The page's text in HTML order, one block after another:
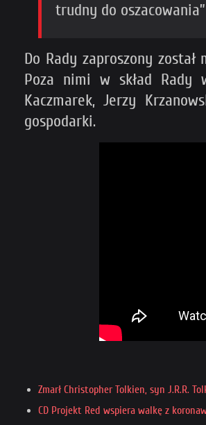
trudny do oszacowania”
Do Rady zaproszony
Poza nimi w skład Rady
Kaczmarek, Jerzy
gospodarki.
Zmarł Christopher Tolkien, syn J.R.R.
CD Projekt Red wspiera walkę z